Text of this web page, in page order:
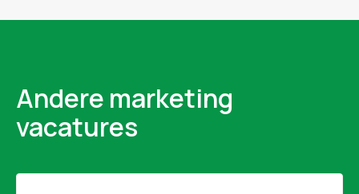
Andere marketing
vacatures